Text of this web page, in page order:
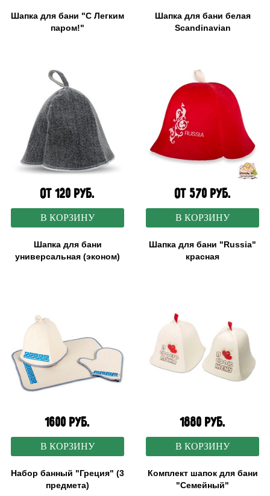
Шапка для бани "С Легким
паром!"
Шапка для бани белая
Scandinavian
от 120 руб.
В КОРЗИНУ
Шапка для бани
универсальная (эконом)
от 570 руб.
В КОРЗИНУ
Шапка для бани "Russia"
красная
1600 руб.
В КОРЗИНУ
Набор банный "Греция" (3
предмета)
1880 руб.
В КОРЗИНУ
Комплект шапок для бани
"Семейный"